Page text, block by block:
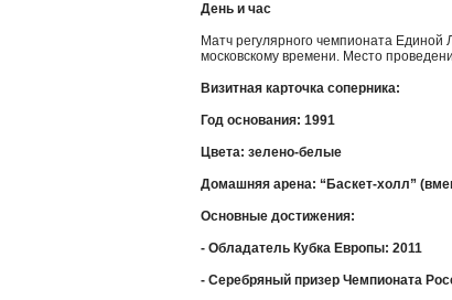
День и час
Матч регулярного чемпионата Единой
московскому времени. Место
Визитная карточка соперника:
Год основания: 1991
Цвета: зелено-белые
Домашняя арена: “Баскет-холл”
Основные достижения:
- Обладатель Кубка Европы: 2011
- Серебряный призер Чемпионата